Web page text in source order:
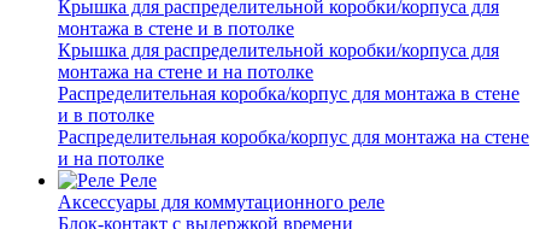
Крышка для распределительной коробки/корпуса для
монтажа в стене и в потолке
Крышка для распределительной коробки/корпуса для
монтажа на стене и на потолке
Распределительная коробка/корпус для монтажа в стене
и в потолке
Распределительная коробка/корпус для монтажа на стене
и на потолке
Реле
Аксессуары для коммутационного реле
Блок-контакт с выдержкой времени